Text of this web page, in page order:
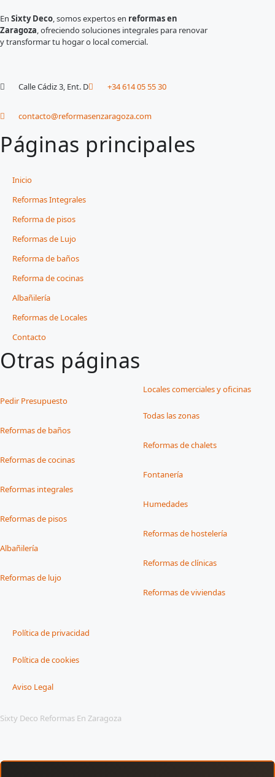
Páginas principales
Inicio
Reformas Integrales
Reforma de pisos
Reformas de Lujo
Reforma de baños
Reforma de cocinas
Albañilería
Reformas de Locales
Contacto
En Sixty Deco, somos expertos en reformas en
Zaragoza, ofreciendo soluciones integrales para renovar
y transformar tu hogar o local comercial.
Calle Cádiz 3, Ent. D +34 614 05 55 30
contacto@reformasenzaragoza.com
Otras páginas
Pedir Presupuesto
Reformas de baños
Reformas de cocinas
Reformas integrales
Reformas de pisos
Albañilería
Reformas de lujo
Locales comerciales y oficinas
Todas las zonas
Reformas de chalets
Fontanería
Humedades
Reformas de hostelería
Reformas de clínicas
Reformas de viviendas
Política de privacidad
Política de cookies
Aviso Legal
Sixty Deco Reformas En Zaragoza